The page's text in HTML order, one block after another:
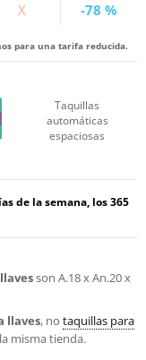
X -78 %
para una tarifa reducida.
Taquillas
automáticas
espaciosas
de la semana, los 365
son A.18 x An.20 x
llaves, no taquillas para
misma tienda.